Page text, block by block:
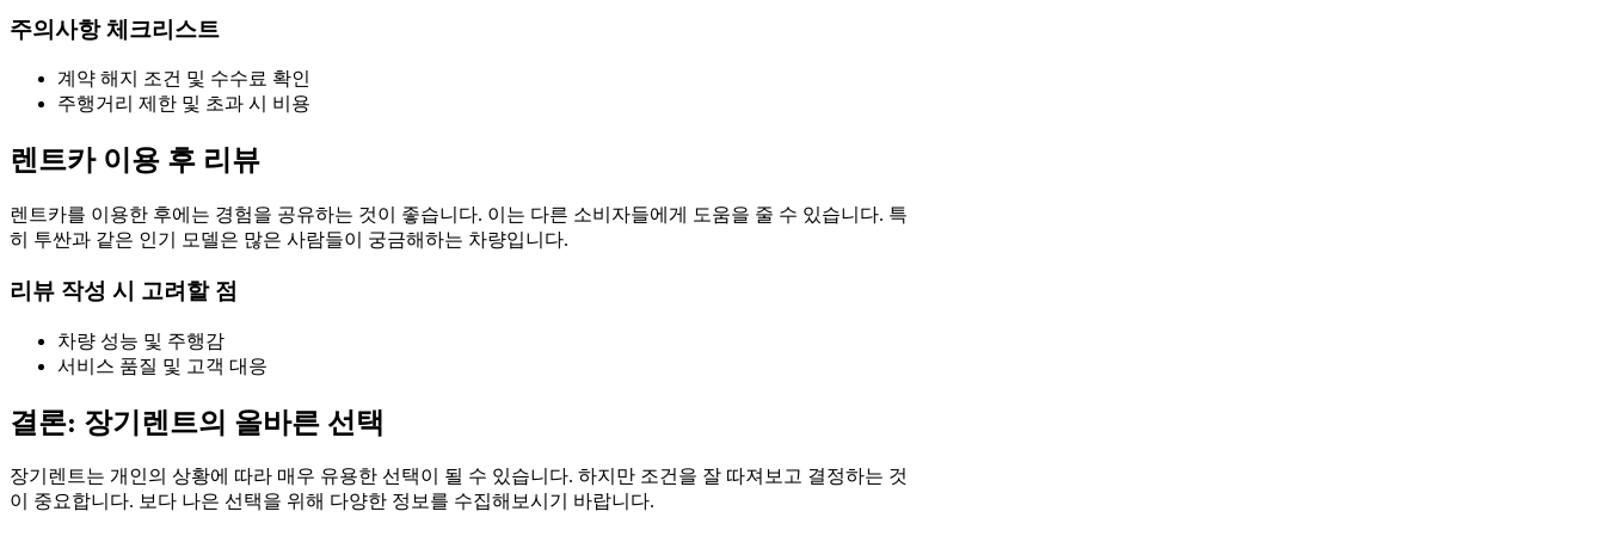
주의사항 체크리스트
계약 해지 조건 및 수수료 확인
주행거리 제한 및 초과 시 비용
렌트카 이용 후 리뷰
렌트카를 이용한 후에는 경험을 공유하는 것이 좋습니다. 이는 다른 소비자들에게 도움을 줄 수 있습니다. 특
히 투싼과 같은 인기 모델은 많은 사람들이 궁금해하는 차량입니다.
리뷰 작성 시 고려할 점
차량 성능 및 주행감
서비스 품질 및 고객 대응
결론: 장기렌트의 올바른 선택
장기렌트는 개인의 상황에 따라 매우 유용한 선택이 될 수 있습니다. 하지만 조건을 잘 따져보고 결정하는 것
이 중요합니다. 보다 나은 선택을 위해 다양한 정보를 수집해보시기 바랍니다.